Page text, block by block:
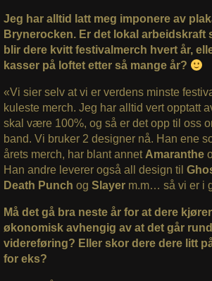
Jeg har alltid latt meg imponere av
Brynerocken. Er det lokal arbeidskraft
blir dere kvitt festivalmerch hvert år,
kasser på loftet etter så mange år?
«Vi sier selv at vi er verdens minste
kuleste merch. Jeg har alltid vert opptatt
skal være 100%, og så er det opp til oss
band. Vi bruker 2 designer nå. Han ene
årets merch, har blant annet Amaranthe
Han andre leverer også all design til
Death Punch og Slayer m.m… så vi er i
Må det gå bra neste år for at dere
økonomisk avhengig av at det går
videreføring? Eller skor dere dere litt
for eks?